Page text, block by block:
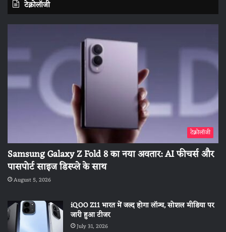
टेक्नोलॉजी
टेक्नोलॉजी
Samsung Galaxy Z Fold 8 का नया अवतार: AI फीचर्स और
पासपोर्ट साइज डिस्प्ले के साथ
August 5, 2026
iQOO Z11 भारत में जल्द होगा लॉन्च, सोशल मीडिया पर
जारी हुआ टीजर
July 31, 2026